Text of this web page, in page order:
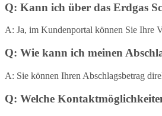
Q: Kann ich über das Erdgas
A: Ja, im Kundenportal können Sie Ihre
Q: Wie kann ich meinen
A: Sie können Ihren Abschlagsbetrag
Q: Welche